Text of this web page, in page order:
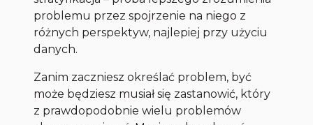
problemu przez spojrzenie na niego z
różnych perspektyw, najlepiej przy użyciu
danych.
Zanim zaczniesz określać problem, być
może będziesz musiał się zastanowić, który
z prawdopodobnie wielu problemów